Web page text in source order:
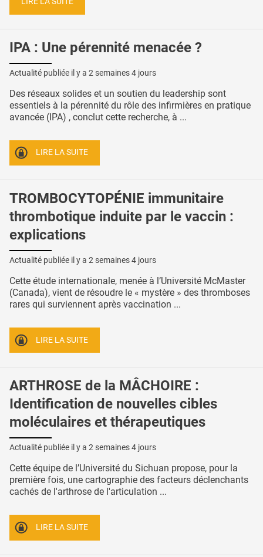
IPA : Une pérennité menacée ?
Actualité publiée il y a 2 semaines 4 jours
Des réseaux solides et un soutien du leadership sont
essentiels à la pérennité du rôle des infirmières en pratique
avancée (IPA) , conclut cette recherche, à ...
LIRE LA SUITE
TROMBOCYTOPÉNIE immunitaire
thrombotique induite par le vaccin :
explications
Actualité publiée il y a 2 semaines 4 jours
Cette étude internationale, menée à l’Université McMaster
(Canada), vient de résoudre le « mystère » des thromboses
rares qui surviennent après vaccination ...
LIRE LA SUITE
ARTHROSE de la MÂCHOIRE :
Identification de nouvelles cibles
moléculaires et thérapeutiques
Actualité publiée il y a 2 semaines 4 jours
Cette équipe de l’Université du Sichuan propose, pour la
première fois, une cartographie des facteurs déclenchants
cachés de l'arthrose de l'articulation ...
LIRE LA SUITE